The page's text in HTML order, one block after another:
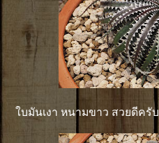
ใบมันเงา หนามขาว สวยดีครับ